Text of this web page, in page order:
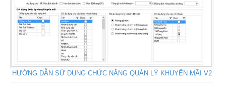
HƯỚNG DẪN SỬ DỤNG CHỨC NĂNG QUẢN LÝ KHUYẾN MÃI V2